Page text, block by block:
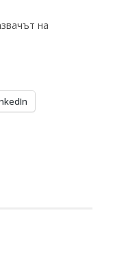
на